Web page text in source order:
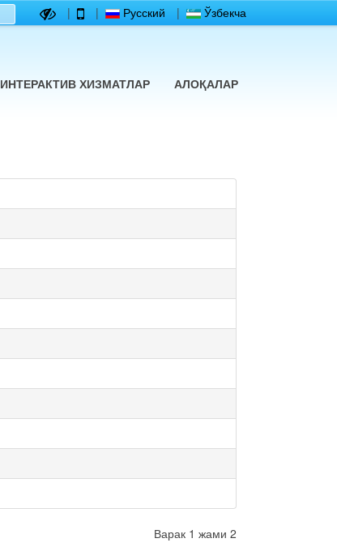
| | Русский | Ўзбекча
ИНТЕРАКТИВ ХИЗМАТЛАР АЛОҚАЛАР
Варак 1 жами 2